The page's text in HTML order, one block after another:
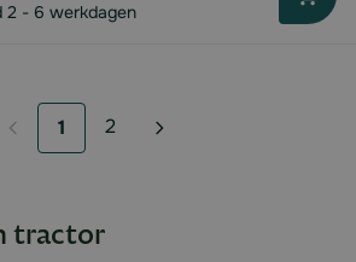
2 - 6 werkdagen
U lees momenteel pagina
1 Pagina
2
tractor